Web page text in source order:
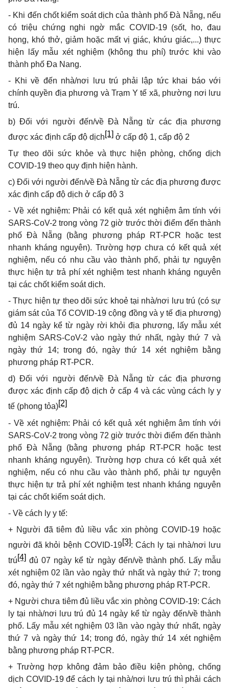
- Khi đến chốt kiểm soát dịch của thành phố Đà Nẵng, nếu
có triệu chứng nghi ngờ mắc COVID-19 (sốt, ho, đau
họng, khó thở, giảm hoặc mất vị giác, khứu giác,...) thực
hiện lấy mẫu xét nghiệm (không thu phí) trước khi vào
thành phố Đa Nang.
- Khi về đến nhà/nơi lưu trú phải lập tức khai báo với
chính quyền địa phương và Trạm Y tế xã, phường nơi lưu
trú.
b) Đối với người đến/về Đà Nẵng từ các địa phương
được xác định cấp độ dịch[1] ở cấp độ 1, cấp độ 2
Tự theo dõi sức khỏe và thực hiện phòng, chống dịch
COVID-19 theo quy định hiện hành.
c) Đối với người đến/về Đà Nẵng từ các địa phương được
xác định cấp độ dịch ở cấp độ 3
- Về xét nghiệm: Phải có kết quả xét nghiệm âm tính với
SARS-CoV-2 trong vòng 72 giờ trước thời điểm đến thành
phố Đà Nẵng (bằng phương pháp RT-PCR hoặc test
nhanh kháng nguyên). Trường hợp chưa có kết quả xét
nghiệm, nếu có nhu cầu vào thành phố, phải tự nguyện
thực hiện tự trả phí xét nghiệm test nhanh kháng nguyên
tại các chốt kiểm soát dịch.
- Thực hiện tự theo dõi sức khoẻ tại nhà/nơi lưu trú (có sự
giám sát của Tổ COVID-19 cộng đồng và y tế địa phương)
đủ 14 ngày kể từ ngày rời khỏi địa phương, lấy mẫu xét
nghiệm SARS-CoV-2 vào ngày thứ nhất, ngày thứ 7 và
ngày thứ 14; trong đó, ngày thứ 14 xét nghiệm bằng
phương pháp RT-PCR.
d) Đối với người đến/về Đà Nẵng từ các địa phương
được xác định cấp độ dịch ở cấp 4 và các vùng cách ly y
tế (phong tỏa)[2]
- Về xét nghiệm: Phải có kết quả xét nghiệm âm tính với
SARS-CoV-2 trong vòng 72 giờ trước thời điểm đến thành
phố Đà Nẵng (bằng phương pháp RT-PCR hoặc test
nhanh kháng nguyên). Trường hợp chưa có kết quả xét
nghiệm, nếu có nhu cầu vào thành phố, phải tự nguyện
thực hiện tự trả phí xét nghiệm test nhanh kháng nguyên
tại các chốt kiểm soát dịch.
- Về cách ly y tế:
+ Người đã tiêm đủ liều vắc xin phòng COVID-19 hoặc
người đã khỏi bệnh COVID-19[3]: Cách ly tại nhà/nơi lưu
trú[4] đủ 07 ngày kể từ ngày đến/về thành phố. Lấy mẫu
xét nghiệm 02 lần vào ngày thứ nhất và ngày thứ 7; trong
đó, ngày thứ 7 xét nghiệm bằng phương pháp RT-PCR.
+ Người chưa tiêm đủ liều vắc xin phòng COVID-19: Cách
ly tại nhà/nơi lưu trú đủ 14 ngày kể từ ngày đến/về thành
phố. Lấy mẫu xét nghiệm 03 lần vào ngày thứ nhất, ngày
thứ 7 và ngày thứ 14; trong đó, ngày thứ 14 xét nghiệm
bằng phương pháp RT-PCR.
+ Trường hợp không đảm bảo điều kiện phòng, chống
dịch COVID-19 để cách ly tại nhà/nơi lưu trú thì phải cách